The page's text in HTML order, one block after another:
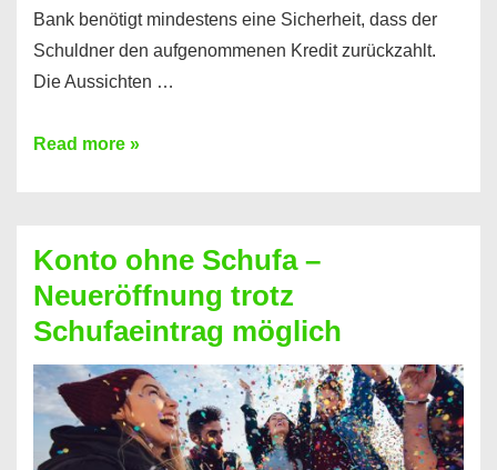
Bank benötigt mindestens eine Sicherheit, dass der
Schuldner den aufgenommenen Kredit zurückzahlt.
Die Aussichten …
Mit
Sie
einen
Kredit
ohne
Einkommensnachweis
Read more »
Konto ohne Schufa –
Neueröffnung trotz
Schufaeintrag möglich